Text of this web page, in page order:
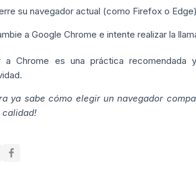
su navegador actual (como Firefox o
a Google Chrome e intente realizar la
a Chrome es una práctica
ya sabe cómo elegir un navegador
calidad!